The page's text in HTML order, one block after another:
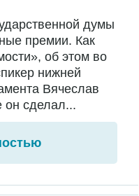
думы
премии. Как
об этом во
нижней
Вячеслав
он сделал...